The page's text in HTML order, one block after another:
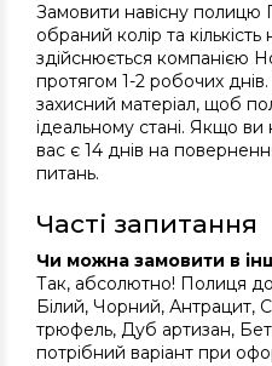
Замовити навісну полицю
обраний колір та
здійснюється компанією
протягом 1-2 робочих
захисний матеріал, щоб
ідеальному стані. Якщо
вас є 14 днів на
питань.
Часті запитання
Чи можна замовити в
Так, абсолютно! Полиця
Білий, Чорний, Антрацит,
трюфель, Дуб артизан,
потрібний варіант при